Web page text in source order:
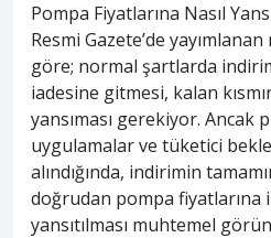
Pompa Fiyatlarına Nasıl
Resmi Gazete’de
göre; normal şartlarda
iadesine gitmesi, kalan
yansıması gerekiyor. Ancak
uygulamalar ve tüketici
alındığında, indirimin
doğrudan pompa fiyatlarına
yansıtılması muhtemel